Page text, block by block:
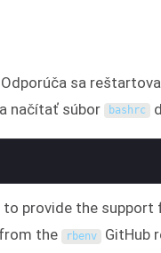
sa
načítať súbor
bashrc
provide the
the
rbenv GitHub